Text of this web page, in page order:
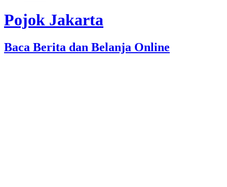
Pojok Jakarta
Baca Berita dan Belanja Online